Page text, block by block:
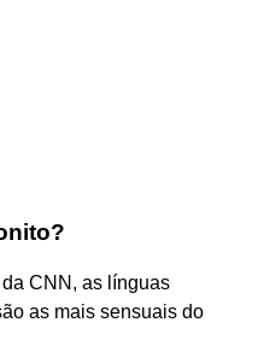
CNN, as línguas
as mais sensuais do